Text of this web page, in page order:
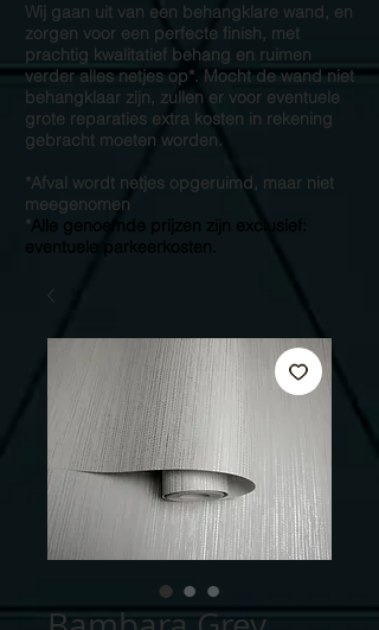
Wij gaan uit van een behangklare wand, en
zorgen voor een perfecte finish, met
prachtig kwalitatief behang en ruimen
verder alles netjes op*. Mocht de wand niet
behangklaar zijn, zullen er voor eventuele
grote reparaties extra kosten in rekening
gebracht moeten worden.
*Afval wordt netjes opgeruimd, maar niet
meegenomen
* Alle genoemde prijzen zijn exclusief: